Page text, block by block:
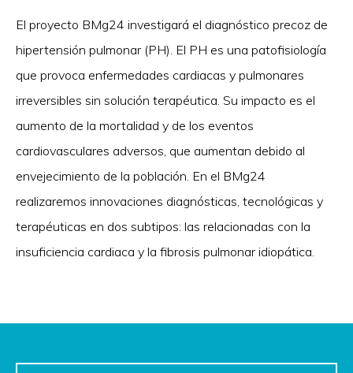
El proyecto BMg24 investigará el diagnóstico precoz de
hipertensión pulmonar (PH). El PH es una patofisiología
que provoca enfermedades cardiacas y pulmonares
irreversibles sin solución terapéutica. Su impacto es el
aumento de la mortalidad y de los eventos
cardiovasculares adversos, que aumentan debido al
envejecimiento de la población. En el BMg24
realizaremos innovaciones diagnósticas, tecnológicas y
terapéuticas en dos subtipos: las relacionadas con la
insuficiencia cardiaca y la fibrosis pulmonar idiopática.